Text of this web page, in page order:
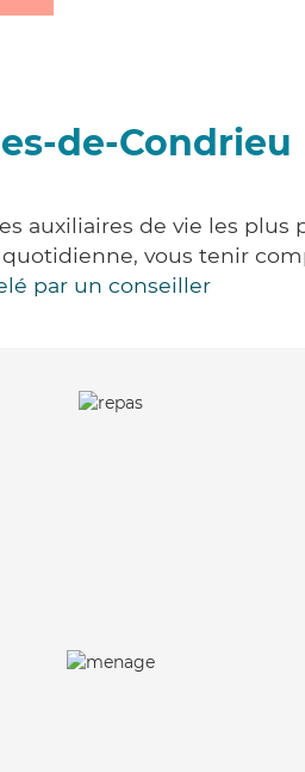
de-Condrieu
auxiliaires de vie les plus
vous tenir
par un conseiller